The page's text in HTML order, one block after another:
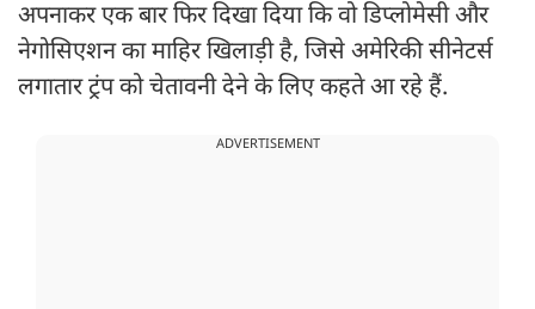
अपनाकर एक बार फिर दिखा दिया कि वो डिप्लोमेसी और
नेगोसिएशन का माहिर खिलाड़ी है, जिसे अमेरिकी सीनेटर्स
लगातार ट्रंप को चेतावनी देने के लिए कहते आ रहे हैं.
ADVERTISEMENT